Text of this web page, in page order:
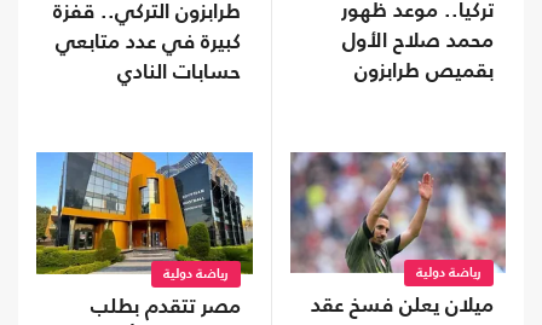
تركيا.. موعد ظهور
محمد صلاح الأول
بقميص طرابزون
طرابزون التركي.. قفزة
كبيرة في عدد متابعي
حسابات النادي
رياضة دولية
ميلان يعلن فسخ عقد
رياضة دولية
مصر تتقدم بطلب